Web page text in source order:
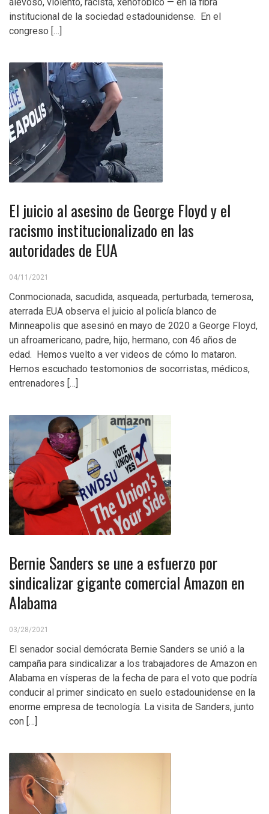
institucional de la sociedad estadounidense. En el
congreso […]
El juicio al asesino de George Floyd y el
racismo institucionalizado en las
autoridades de EUA
04/11/2021
Conmocionada, sacudida, asqueada, perturbada, temerosa,
aterrada EUA observa el juicio al policía blanco de
Minneapolis que asesinó en mayo de 2020 a George Floyd,
un afroamericano, padre, hijo, hermano, con 46 años de
edad. Hemos vuelto a ver videos de cómo lo mataron.
Hemos escuchado testomonios de socorristas, médicos,
entrenadores […]
Bernie Sanders se une a esfuerzo por
sindicalizar gigante comercial Amazon en
Alabama
03/28/2021
El senador social demócrata Bernie Sanders se unió a la
campaña para sindicalizar a los trabajadores de Amazon en
Alabama en vísperas de la fecha de para el voto que podría
conducir al primer sindicato en suelo estadounidense en la
enorme empresa de tecnología. La visita de Sanders, junto
con […]